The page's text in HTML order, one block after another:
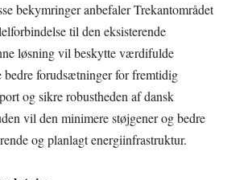
bekymringer anbefaler Trekantområdet
til den eksisterende
løsning vil beskytte værdifulde
bedre forudsætninger for fremtidig
og sikre robustheden af dansk
vil den minimere støjgener og bedre
og planlagt energiinfrastruktur.